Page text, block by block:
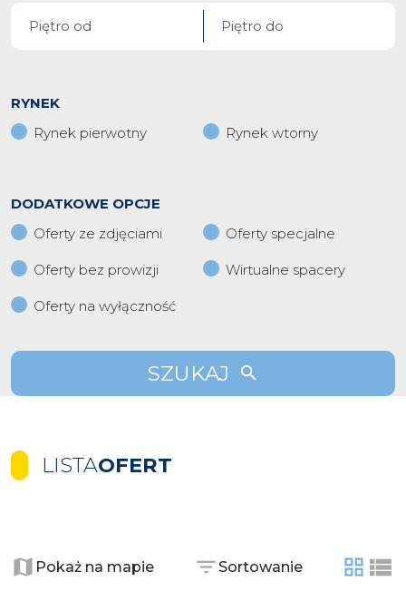
RYNEK
Rynek pierwotny
Rynek wtorny
DODATKOWE OPCJE
Oferty ze zdjęciami
Oferty specjalne
Oferty bez prowizji Wirtualne spacery
Oferty na wyłączność
SZUKAJ
LISTAOFERT
−Pokaż na mapie Sortowanie
tabela